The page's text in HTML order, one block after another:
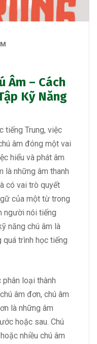
Âm – Cách
Kỹ Năng
tiếng Trung, việc
âm đóng một vai
hiểu và phát âm
là những âm thanh
có vai trò quyết
của một từ trong
người nói tiếng
năng chú âm là
quá trình học tiếng
loại thành
âm đơn, chú âm
là những âm
hoặc sau. Chú
nhiều chú âm